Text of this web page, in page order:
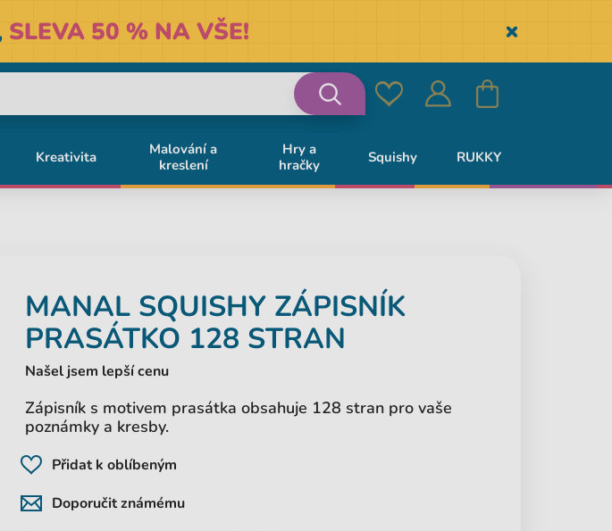
SLEVA 50 % NA VŠE! Skryť
OblíbenéPřihlásit Košík
Kreativita
Malování a
kreslení
Hry a
hračky
Squishy RUKKY
MANAL SQUISHY ZÁPISNÍK
PRASÁTKO 128 STRAN
Našel jsem lepší cenu
Zápisník s motivem prasátka obsahuje 128 stran pro vaše
poznámky a kresby.
Přidat k oblíbeným
Doporučit známému